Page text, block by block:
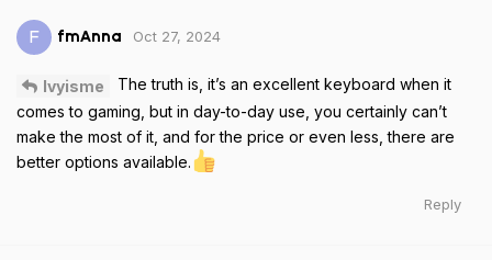
F fmAnna Oct 27, 2024
Ivyisme
The truth is, it’s an excellent keyboard when it
comes to gaming, but in day-to-day use, you certainly can’t
make the most of it, and for the price or even less, there are
better options available.
Reply